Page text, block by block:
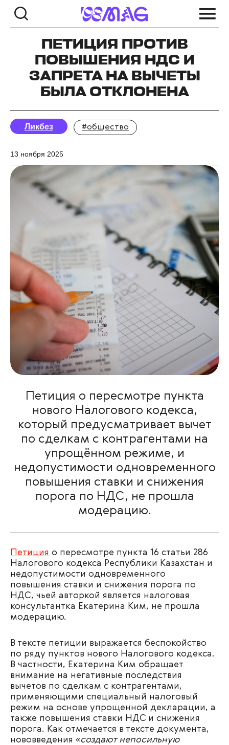
ПЕТИЦИЯ ПРОТИВ
ПОВЫШЕНИЯ НДС И
ЗАПРЕТА НА ВЫЧЕТЫ
БЫЛА ОТКЛОНЕНА
Ликбез #общество
13 ноября 2025
Петиция о пересмотре пункта
нового Налогового кодекса,
который предусматривает вычет
по сделкам с контрагентами на
упрощённом режиме, и
недопустимости одновременного
повышения ставки и снижения
порога по НДС, не прошла
модерацию.
Петиция о пересмотре пункта 16 статьи 286
Налогового кодекса Республики Казахстан и
недопустимости одновременного
повышения ставки и снижения порога по
НДС, чьей авторкой является налоговая
консультантка Екатерина Ким, не прошла
модерацию.
В тексте петиции выражается беспокойство
по ряду пунктов нового Налогового кодекса.
В частности, Екатерина Ким обращает
внимание на негативные последствия
вычетов по сделкам с контрагентами,
применяющими специальный налоговый
режим на основе упрощенной декларации, а
также повышения ставки НДС и снижения
порога. Как отмечается в тексте документа,
нововведения «создают непосильную